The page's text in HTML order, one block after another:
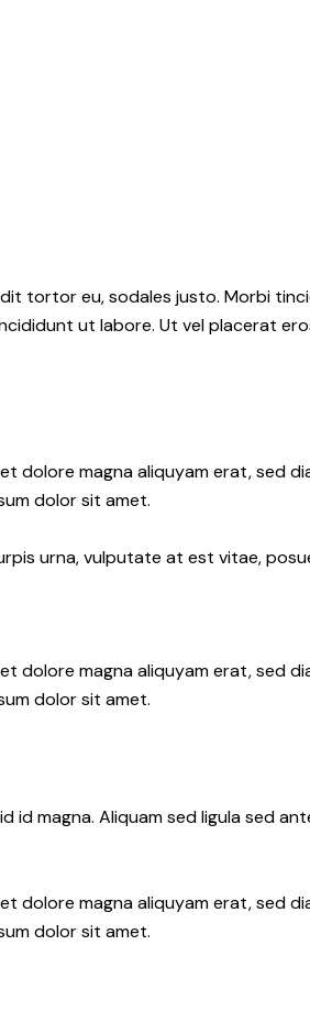
tortor eu, sodales justo. Morbi
ut labore. Ut vel placerat
dolore magna aliquyam erat, sed
dolor sit amet.
urna, vulputate at est vitae,
dolore magna aliquyam erat, sed
dolor sit amet.
magna. Aliquam sed ligula sed
dolore magna aliquyam erat, sed
dolor sit amet.